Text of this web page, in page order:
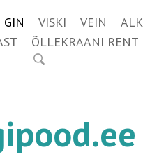
GIN VISKI VEIN
ÕLLEKRAANI RENT